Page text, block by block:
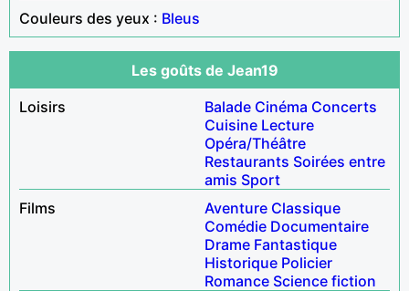
Couleurs des yeux : Bleus
Les goûts de Jean19
Loisirs
Balade Cinéma Concerts
Cuisine Lecture
Opéra/Théâtre
Restaurants Soirées entre
amis Sport
Films
Aventure Classique
Comédie Documentaire
Drame Fantastique
Historique Policier
Romance Science fiction